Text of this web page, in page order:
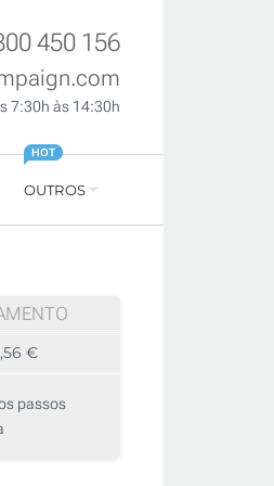
450 156
7:30h às 14:30h
OUTROS
HOT
€
passos